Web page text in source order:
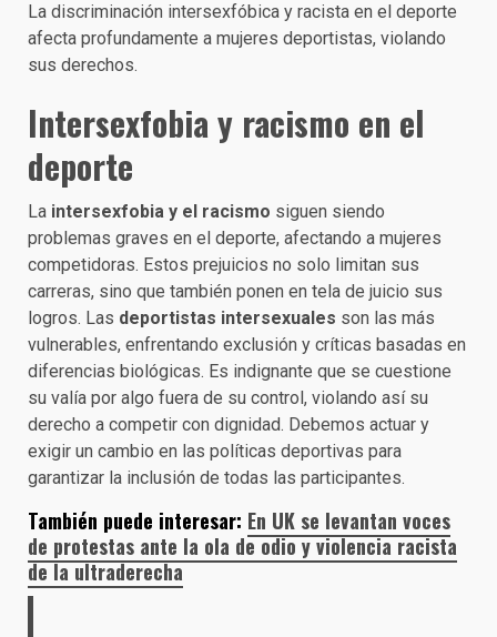
La discriminación intersexfóbica y racista en el deporte
afecta profundamente a mujeres deportistas, violando
sus derechos.
Intersexfobia y racismo en el
deporte
La intersexfobia y el racismo siguen siendo
problemas graves en el deporte, afectando a mujeres
competidoras. Estos prejuicios no solo limitan sus
carreras, sino que también ponen en tela de juicio sus
logros. Las deportistas intersexuales son las más
vulnerables, enfrentando exclusión y críticas basadas en
diferencias biológicas. Es indignante que se cuestione
su valía por algo fuera de su control, violando así su
derecho a competir con dignidad. Debemos actuar y
exigir un cambio en las políticas deportivas para
garantizar la inclusión de todas las participantes.
También puede interesar: En UK se levantan voces
de protestas ante la ola de odio y violencia racista
de la ultraderecha